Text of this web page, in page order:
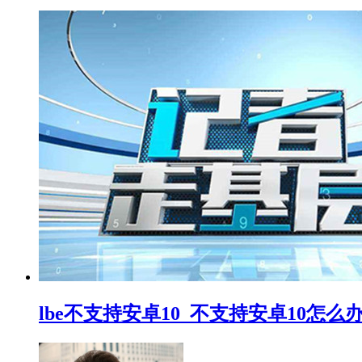
lbe不支持安卓10_不支持安卓10怎么